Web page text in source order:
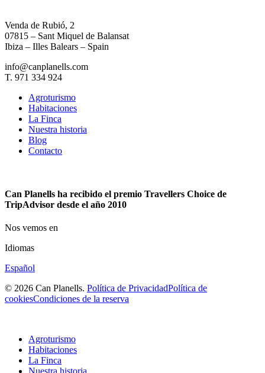
Venda de Rubió, 2
07815 – Sant Miquel de Balansat
Ibiza – Illes Balears – Spain
info@canplanells.com
T. 971 334 924
Agroturismo
Habitaciones
La Finca
Nuestra historia
Blog
Contacto
Can Planells ha recibido el premio Travellers Choice de
TripAdvisor desde el año 2010
Nos vemos en
Idiomas
Español
© 2026 Can Planells. Política de PrivacidadPolítica de
cookiesCondiciones de la reserva
Agroturismo
Habitaciones
La Finca